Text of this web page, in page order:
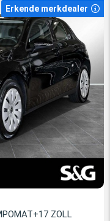
Erkende merkdealer
ZOLL